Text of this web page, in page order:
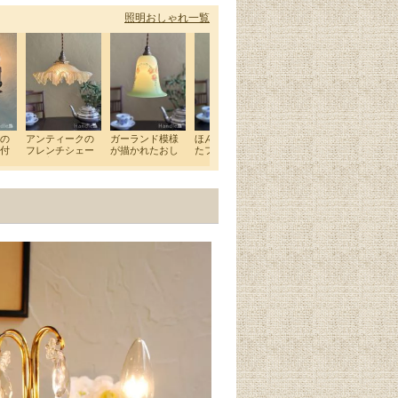
照明おしゃれ一覧